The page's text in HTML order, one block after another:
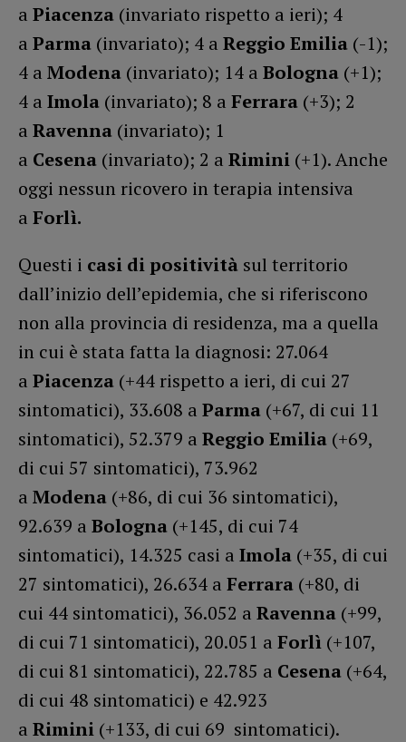
a Piacenza (invariato rispetto a ieri); 4
a Parma (invariato); 4 a Reggio Emilia (-1);
4 a Modena (invariato); 14 a Bologna (+1);
4 a Imola (invariato); 8 a Ferrara (+3); 2
a Ravenna (invariato); 1
a Cesena (invariato); 2 a Rimini (+1). Anche
oggi nessun ricovero in terapia intensiva
a Forlì.
Questi i casi di positività sul territorio
dall’inizio dell’epidemia, che si riferiscono
non alla provincia di residenza, ma a quella
in cui è stata fatta la diagnosi: 27.064
a Piacenza (+44 rispetto a ieri, di cui 27
sintomatici), 33.608 a Parma (+67, di cui 11
sintomatici), 52.379 a Reggio Emilia (+69,
di cui 57 sintomatici), 73.962
a Modena (+86, di cui 36 sintomatici),
92.639 a Bologna (+145, di cui 74
sintomatici), 14.325 casi a Imola (+35, di cui
27 sintomatici), 26.634 a Ferrara (+80, di
cui 44 sintomatici), 36.052 a Ravenna (+99,
di cui 71 sintomatici), 20.051 a Forlì (+107,
di cui 81 sintomatici), 22.785 a Cesena (+64,
di cui 48 sintomatici) e 42.923
a Rimini (+133, di cui 69 sintomatici).